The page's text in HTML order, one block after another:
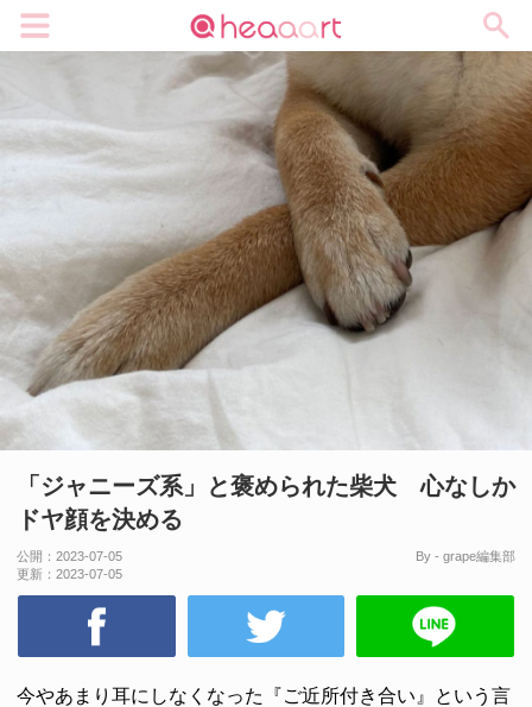
「ジャニーズ系」と褒められた柴犬 心なしか
ドヤ顔を決める
公開： 2023-07-05
更新： 2023-07-05
By - grape編集部
今やあまり耳にしなくなった『ご近所付き合い』という言